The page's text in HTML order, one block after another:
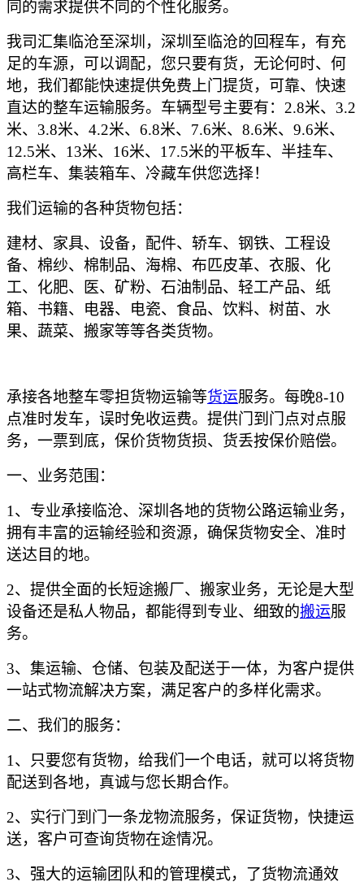
同的需求提供不同的个性化服务。
我司汇集临沧至深圳，深圳至临沧的回程车，有充
足的车源，可以调配，您只要有货，无论何时、何
地，我们都能快速提供免费上门提货，可靠、快速
直达的整车运输服务。车辆型号主要有： 2.8米、3.2
米、3.8米、4.2米、6.8米、7.6米、8.6米、9.6米、
12.5米、13米、16米、17.5米的平板车、半挂车、
高栏车、集装箱车、冷藏车供您选择！
我们运输的各种货物包括：
建材、家具、设备，配件、轿车、钢铁、工程设
备、棉纱、棉制品、海棉、布匹皮革、衣服、化
工、化肥、医、矿粉、石油制品、轻工产品、纸
箱、书籍、电器、电瓷、食品、饮料、树苗、水
果、蔬菜、搬家等等各类货物。
承接各地整车零担货物运输等货运服务。每晚8-10
点准时发车，误时免收运费。提供门到门点对点服
务，一票到底，保价货物货损、货丢按保价赔偿。
一、业务范围：
1、专业承接临沧、深圳各地的货物公路运输业务，
拥有丰富的运输经验和资源，确保货物安全、准时
送达目的地。
2、提供全面的长短途搬厂、搬家业务，无论是大型
设备还是私人物品，都能得到专业、细致的搬运服
务。
3、集运输、仓储、包装及配送于一体，为客户提供
一站式物流解决方案，满足客户的多样化需求。
二、我们的服务：
1、只要您有货物，给我们一个电话，就可以将货物
配送到各地，真诚与您长期合作。
2、实行门到门一条龙物流服务，保证货物，快捷运
送，客户可查询货物在途情况。
3、强大的运输团队和的管理模式，了货物流通效